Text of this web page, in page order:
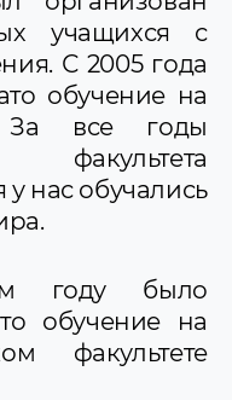
учащихся с
С 2005 года
обучение на
За все годы
нас обучались
году было
обучение на
факультете